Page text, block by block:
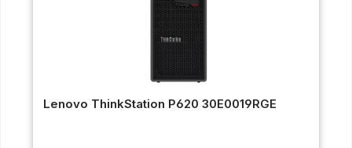
Lenovo ThinkStation P620 30E0019RGE